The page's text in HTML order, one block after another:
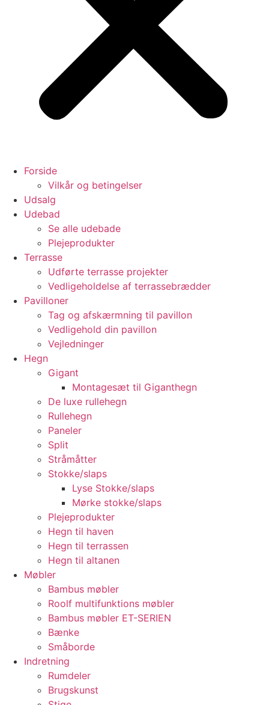
Forside
Vilkår og betingelser
Udsalg
Udebad
Se alle udebade
Plejeprodukter
Terrasse
Udførte terrasse projekter
Vedligeholdelse af terrassebrædder
Pavilloner
Tag og afskærmning til pavillon
Vedligehold din pavillon
Vejledninger
Hegn
Gigant
Montagesæt til Giganthegn
De luxe rullehegn
Rullehegn
Paneler
Split
Stråmåtter
Stokke/slaps
Lyse Stokke/slaps
Mørke stokke/slaps
Plejeprodukter
Hegn til haven
Hegn til terrassen
Hegn til altanen
Møbler
Bambus møbler
Roolf multifunktions møbler
Bambus møbler ET-SERIEN
Bænke
Småborde
Indretning
Rumdeler
Brugskunst